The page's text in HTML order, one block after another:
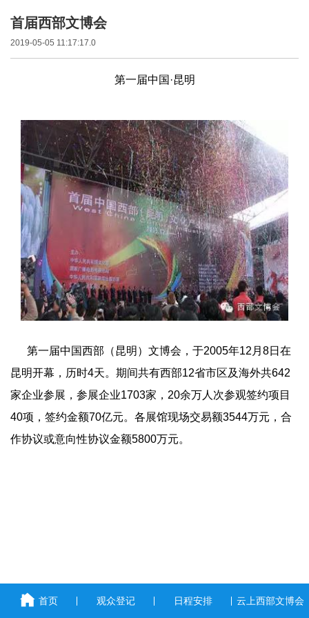
首届西部文博会
2019-05-05 11:17:17.0
第一届中国·昆明
第一届中国西部（昆明）文博会，于2005年12 月 8日在
昆明开幕，历时4天。期间共有西部12省市区及海外共642
家企业参展，参展企业1703家， 20余万人次参观签约项目
40项，签约金额70亿元。各展馆现场交易额3544万元，合
作协议或意向性协议金额5800万元。
首页 观众登记 日程安排 云上西部文博会